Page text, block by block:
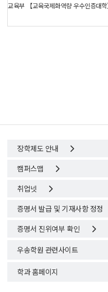
교육부 【교육국제화역량 우수인증대
장학제도 안내
캠퍼스맵
취업넷
증명서 발급 및 기재사항 정정
증명서 진위여부 확인
우송학원 관련사이트
학과 홈페이지